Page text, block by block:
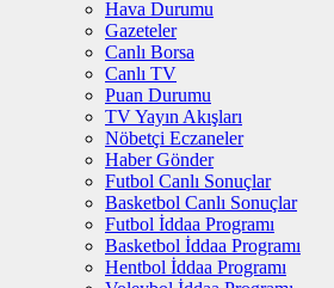
Hava Durumu
Gazeteler
Canlı Borsa
Canlı TV
Puan Durumu
TV Yayın Akışları
Nöbetçi Eczaneler
Haber Gönder
Futbol Canlı Sonuçlar
Basketbol Canlı Sonuçlar
Futbol İddaa Programı
Basketbol İddaa Programı
Hentbol İddaa Programı